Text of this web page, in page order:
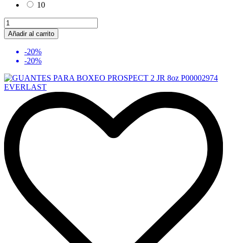
10
Añadir al carrito
-20%
-20%